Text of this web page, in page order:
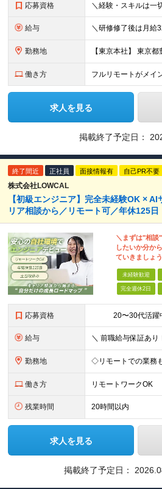
応募資格
給与
勤務地
働き方 フルリモートがメイ
求人を見る
掲載終了予定日：
終了間近 正社員 面接情報有 自己PR不要
株式会社LOWCAL
【初級エンジニア】完全未経験OK ×
リア相談から／リモート可／年休125日
＼まずは"相談
したいか分か
ていきましょう
未経験歓迎
完全週休2日
応募資格
給与
勤務地
働き方 リモートワークOK
残業時間 20時間以内
求人を見る
掲載終了予定日：